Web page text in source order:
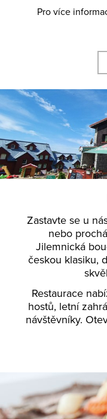
Pro více
Zastavte se u
nebo
Jilemnická
českou klasiku,
Restaurace
hostů, letní
návštěvníky.